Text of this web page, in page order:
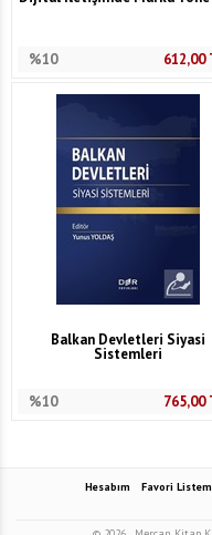
%10 612,00
Balkan Devletleri Siyasi
Sistemleri
%10 765,00
Hesabım Favori Listem